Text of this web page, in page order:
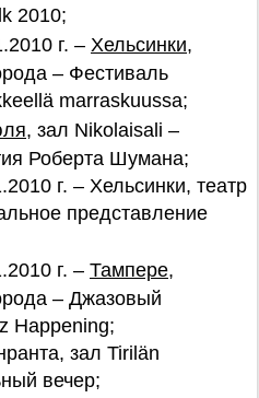
2010;
г. – Хельсинки,
– Фестиваль
marraskuussa;
, зал Nikolaisali –
Роберта Шумана;
г. – Хельсинки, театр
представление
г. – Тампере,
– Джазовый
Happening;
зал Tirilän
вечер;